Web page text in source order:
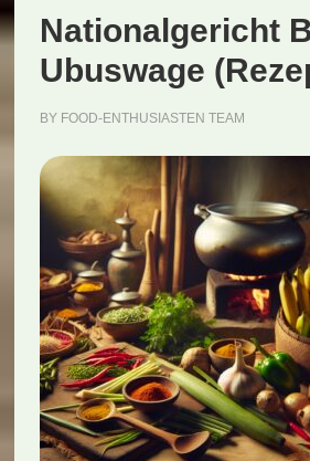
Nationalgericht
Ubuswage
BY FOOD-ENTHUSIASTEN TEAM